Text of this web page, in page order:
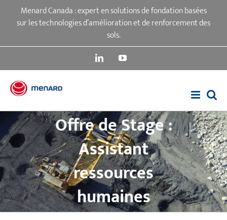
PasserMenard Canada : expert en solutions de fondation basées
sur les technologies d’amélioration et de renforcement des
sols.
LinkedInYouTube
Offre de Stage :
Assistant
ressources
humaines